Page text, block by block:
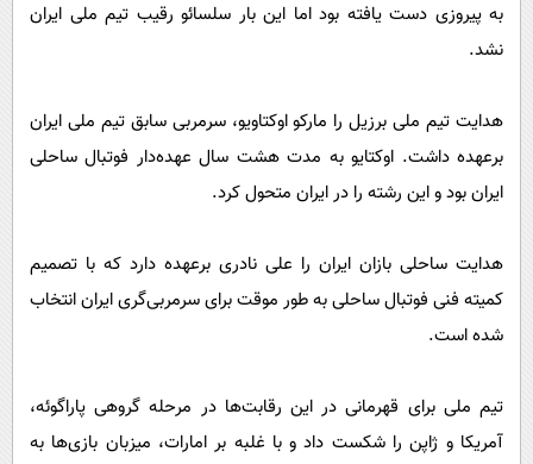
به پیروزی دست یافته بود اما این بار سلسائو رقیب تیم ملی ایران
نشد.
هدایت تیم ملی برزیل را مارکو اوکتاویو، سرمربی سابق تیم ملی ایران
برعهده داشت. اوکتایو به مدت هشت سال عهده‌دار فوتبال ساحلی
ایران بود و این رشته را در ایران متحول کرد.
هدایت ساحلی بازان ایران را علی نادری برعهده دارد که با تصمیم
کمیته فنی فوتبال ساحلی به طور موقت برای سرمربی‌گری ایران انتخاب
شده است.
تیم ملی برای قهرمانی در این رقابت‌ها در مرحله گروهی پاراگوئه،
آمریکا و ژاپن را شکست داد و با غلبه بر امارات، میزبان بازی‌ها به